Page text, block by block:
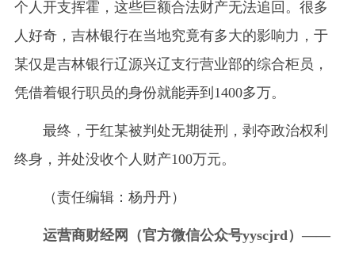
个人开支挥霍，这些巨额合法财产无法追回。很多
人好奇，吉林银行在当地究竟有多大的影响力，于
某仅是吉林银行辽源兴辽支行营业部的综合柜员，
凭借着银行职员的身份就能弄到1400多万。
最终，于红某被判处无期徒刑，剥夺政治权利
终身，并处没收个人财产100万元。
（责任编辑：杨丹丹）
运营商财经网（官方微信公众号yyscjrd）——